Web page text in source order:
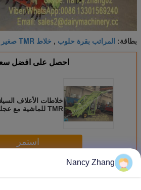
بطاقة: المراتب بقرة حلوب , خلاط TMR صغير
احصل على افضل
خلاطات الأعلاف
TMR للماشية مع عجلة المحمول
استمر
أكثرمعدات مزرعة البقر
Nancy Zhang